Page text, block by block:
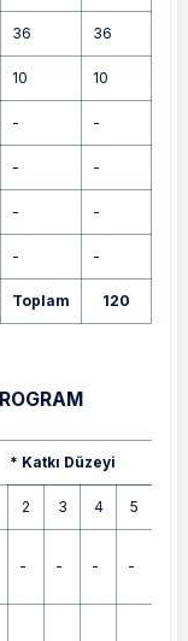
36 36
10 10
- -
- -
- -
- -
Toplam 120
* Katkı Düzeyi
2 3 4 5
- - - -